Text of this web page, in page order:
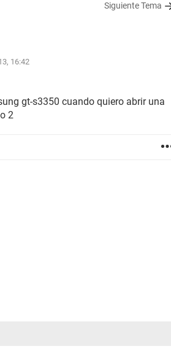
Siguiente Tema
16:42
gt-s3350 cuando quiero abrir una
2